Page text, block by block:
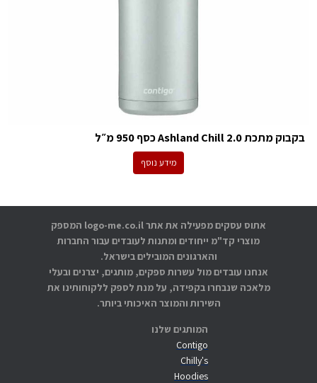
בקבוק מתכת Ashland Chill 2.0 כסף 950 מ״ל
מידע נוסף
המותגים שלנו
Contigo
Chilly's
Hoodies
אתוס עסקים מפעילה את אתר logo-me.co.il המספק
מוצרי קד"מ ייחודים ומתנות לעובדים עבור החברות
והארגונים המובילים בישראל.
אנחנו עובדים מול עשרות ספקים, מותגים, יצרנים ובעלי
מלאכה שנבחרו בקפידה, על מנת לספק ללקוחותינו את
השירות והמוצר האיכותי ביותר.